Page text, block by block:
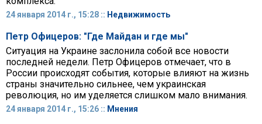
24 января 2014 г., 15:28 :: Недвижимость
Петр Офицеров: "Где Майдан и где мы"
Ситуация на Украине заслонила собой все новости
последней недели. Петр Офицеров отмечает, что в
России происходят события, которые влияют на жизнь
страны значительно сильнее, чем украинская
революция, но им уделяется слишком мало внимания.
24 января 2014 г., 15:26 :: Мнения